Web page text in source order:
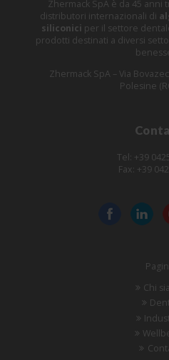
Zhermack SpA è da 45
distributori internazionali di
siliconici per il settore
prodotti destinati a diversi
Zhermack SpA – Via
Polesine
Tel: +39
Fax: +39
Chi